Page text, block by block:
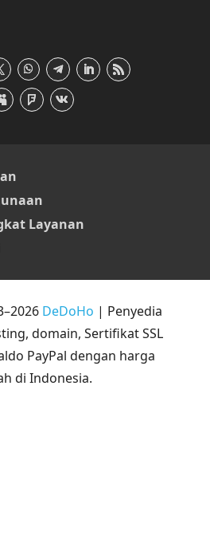
Layanan
DeDoHo | Penyedia
domain, Sertifikat SSL
PayPal dengan harga
di Indonesia.